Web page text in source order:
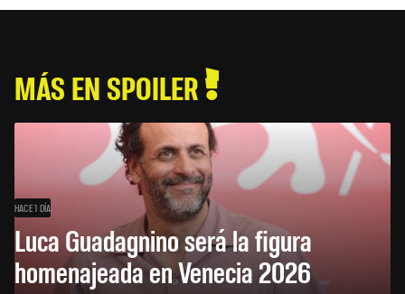
MÁS EN SPOILER
HACE 1 DÍA
Luca Guadagnino será la figura
homenajeada en Venecia 2026